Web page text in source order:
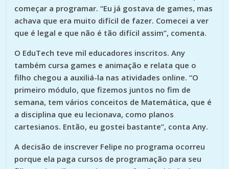
começar a programar. “Eu já gostava de games, mas
achava que era muito difícil de fazer. Comecei a ver
que é legal e que não é tão difícil assim”, comenta.
O EduTech teve mil educadores inscritos. Any
também cursa games e animação e relata que o
filho chegou a auxiliá-la nas atividades online. “O
primeiro módulo, que fizemos juntos no fim de
semana, tem vários conceitos de Matemática, que é
a disciplina que eu lecionava, como planos
cartesianos. Então, eu gostei bastante”, conta Any.
A decisão de inscrever Felipe no programa ocorreu
porque ela paga cursos de programação para seu